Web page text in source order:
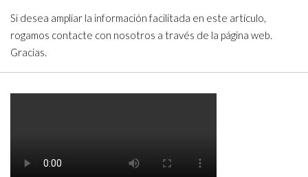
Si desea ampliar la información facilitada en este artículo,
rogamos contacte con nosotros a través de la página web.
Gracias.